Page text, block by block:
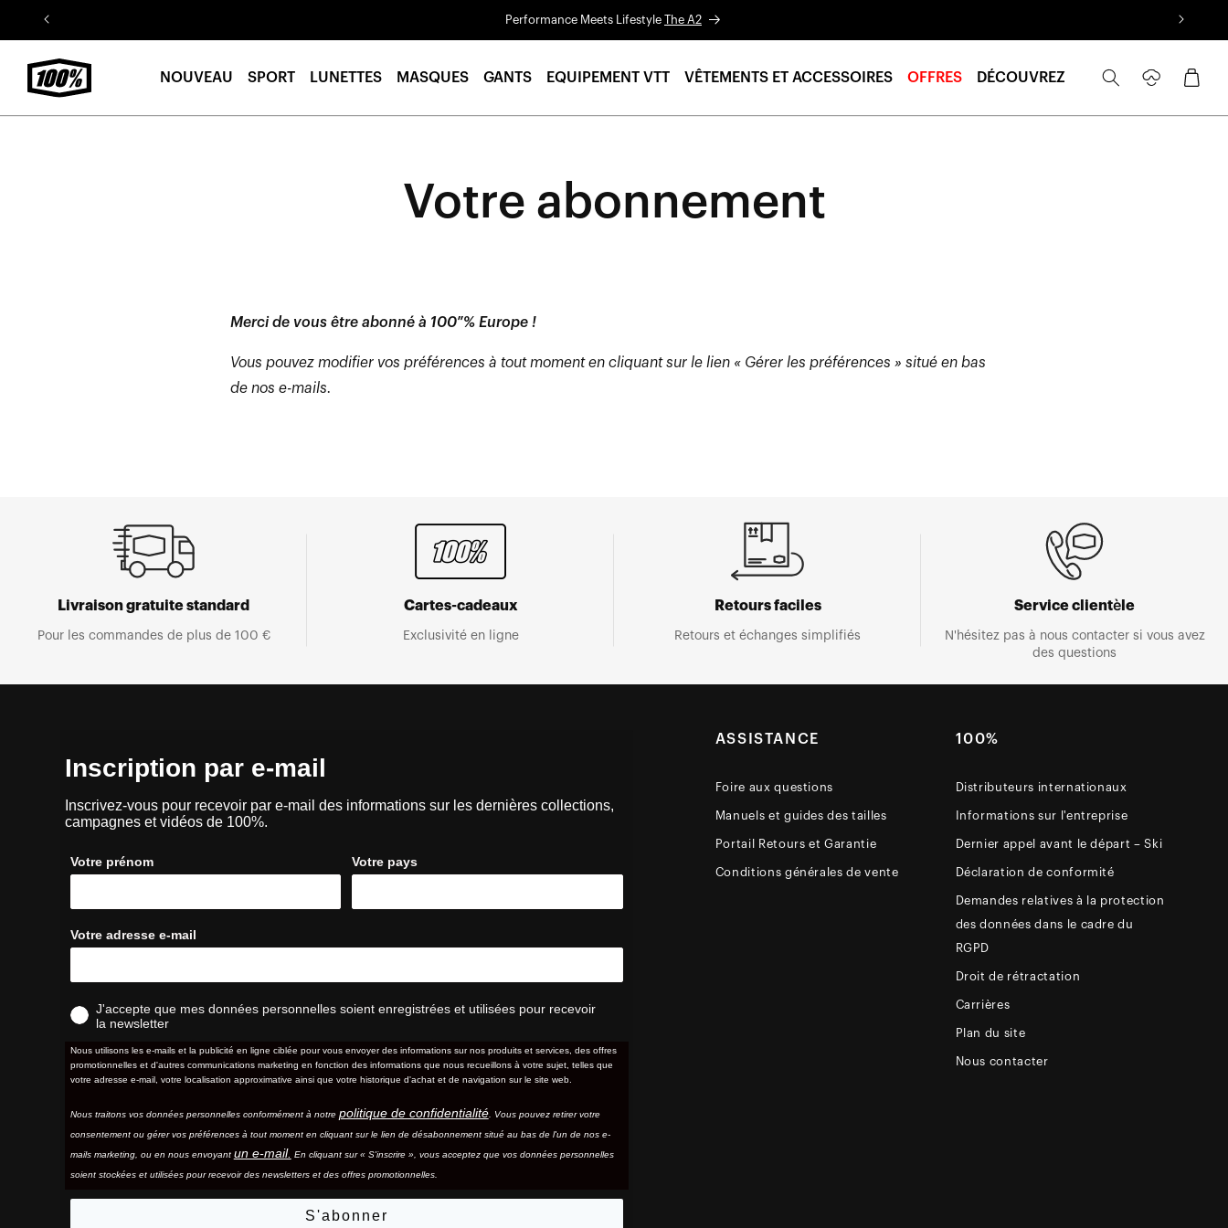
Aller au
contenu
Performance Meets Lifestyle The A2
NOUVEAU SPORT LUNETTES MASQUES GANTS EQUIPEMENT VTT VÊTEMENTS ET ACCESSOIRES OFFRES DÉCOUVREZ
connecter
Panier
Votre abonnement
Merci de vous être abonné à 100 % Europe !
Vous pouvez modifier vos préférences à tout moment en cliquant sur le lien « Gérer les préférences » situé en bas
de nos e-mails.
Livraison gratuite standard
Pour les commandes de plus de 100 €
Cartes-cadeaux
Exclusivité en ligne
Retours faciles
Retours et échanges simplifiés
Service clientèle
N'hésitez pas à nous contacter si vous avez
des questions
Inscription par e-mail
Inscrivez-vous pour recevoir par e-mail des informations sur les dernières collections,
campagnes et vidéos de 100%.
Votre prénom Votre pays
Votre adresse e-mail
J'accepte que mes données personnelles soient enregistrées et utilisées pour recevoir
la newsletter
Nous utilisons les e-mails et la publicité en ligne ciblée pour vous envoyer des informations sur nos produits et services, des offres
promotionnelles et d'autres communications marketing en fonction des informations que nous recueillons à votre sujet, telles que
votre adresse e-mail, votre localisation approximative ainsi que votre historique d'achat et de navigation sur le site web.
Nous traitons vos données personnelles conformément à notre politique de confidentialité. Vous pouvez retirer votre
consentement ou gérer vos préférences à tout moment en cliquant sur le lien de désabonnement situé au bas de l'un de nos e-
mails marketing, ou en nous envoyant un e-mail. En cliquant sur « S'inscrire », vous acceptez que vos données personnelles
soient stockées et utilisées pour recevoir des newsletters et des offres promotionnelles.
S'abonner
ASSISTANCE
Foire aux questions
Manuels et guides des tailles
Portail Retours et Garantie
Conditions générales de vente
100%
Distributeurs internationaux
Informations sur l'entreprise
Dernier appel avant le départ – Ski
Déclaration de conformité
Demandes relatives à la protection
des données dans le cadre du
RGPD
Droit de rétractation
Carrières
Plan du site
Nous contacter